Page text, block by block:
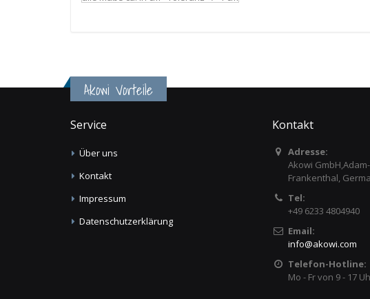
Akowi Vorteile
Service
Über uns
Kontakt
Impressum
Datenschutzerklärung
Kontakt
Adresse:
Akowi
Frankenthal,
Tel:
+49 6233 4804940
Email:
info@akowi.com
Telefon-Hotline:
Mo - Fr von 9 - 17